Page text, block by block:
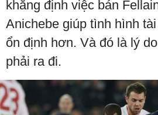
khẳng định việc bán
Anichebe giúp tình hình
ổn định hơn. Và đó là lý
phải ra đi.